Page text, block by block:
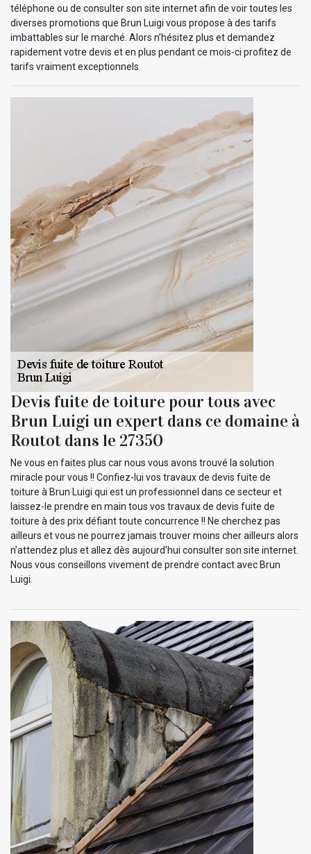
téléphone ou de consulter son site internet afin de voir toutes les
diverses promotions que Brun Luigi vous propose à des tarifs
imbattables sur le marché. Alors n’hésitez plus et demandez
rapidement votre devis et en plus pendant ce mois-ci profitez de
tarifs vraiment exceptionnels.
Devis fuite de toiture pour tous avec
Brun Luigi un expert dans ce domaine à
Routot dans le 27350
Ne vous en faites plus car nous vous avons trouvé la solution
miracle pour vous !! Confiez-lui vos travaux de devis fuite de
toiture à Brun Luigi qui est un professionnel dans ce secteur et
laissez-le prendre en main tous vos travaux de devis fuite de
toiture à des prix défiant toute concurrence !! Ne cherchez pas
ailleurs et vous ne pourrez jamais trouver moins cher ailleurs alors
n’attendez plus et allez dès aujourd’hui consulter son site internet.
Nous vous conseillons vivement de prendre contact avec Brun
Luigi.